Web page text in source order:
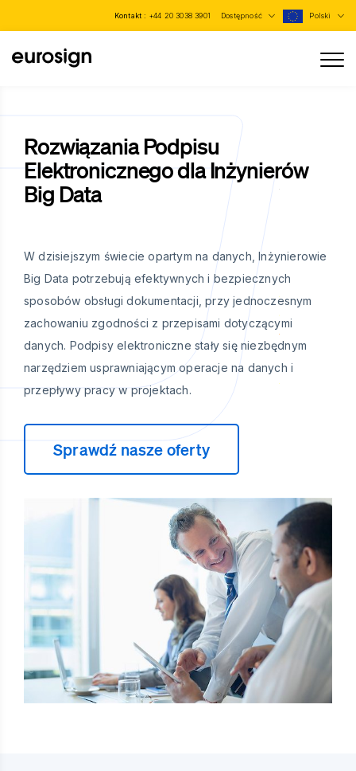
Kontakt : +44 20 3038 3901 Dostępność Polski
Rozwiązania Podpisu
Elektronicznego dla Inżynierów
Big Data
W dzisiejszym świecie opartym na danych, Inżynierowie
Big Data potrzebują efektywnych i bezpiecznych
sposobów obsługi dokumentacji, przy jednoczesnym
zachowaniu zgodności z przepisami dotyczącymi
danych. Podpisy elektroniczne stały się niezbędnym
narzędziem usprawniającym operacje na danych i
przepływy pracy w projektach.
Sprawdź nasze oferty